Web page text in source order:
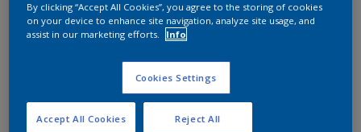
Select type of wood
By clicking “Accept All Cookies”, you agree to the storing of cookies
on your device to enhance site navigation, analyze site usage, and
assist in our marketing efforts.
Info
Cookies Settings
Reject All
Accept All Cookies